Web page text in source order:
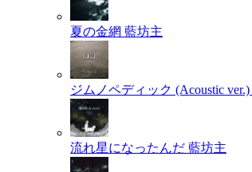
夏の金網 藍坊主
ジムノペディック (Acoustic ver.)
流れ星になったんだ 藍坊主